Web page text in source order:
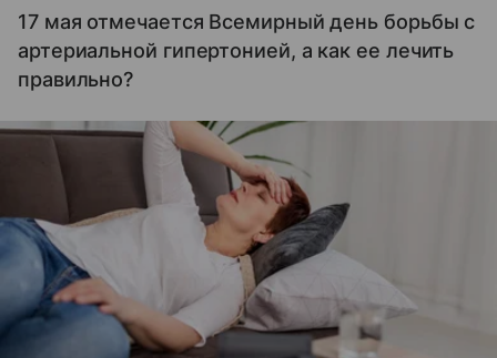
17 мая отмечается Всемирный день борьбы с
артериальной гипертонией, а как ее лечить
правильно?